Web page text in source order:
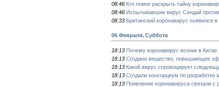
08:46 Кто помог раскрыть тайну
08:46 Испытывавшие вирус Сендай
08:33 Британский коронавирус появился
06 Февраля, Суббота
18:13 Почему коронавирус возник в Китае
18:13 Создано вещество, повышающее
18:13 Какой вирус спровоцирует
18:13 Создали консорциум по разработке
18:13 Появление коронавируса связали